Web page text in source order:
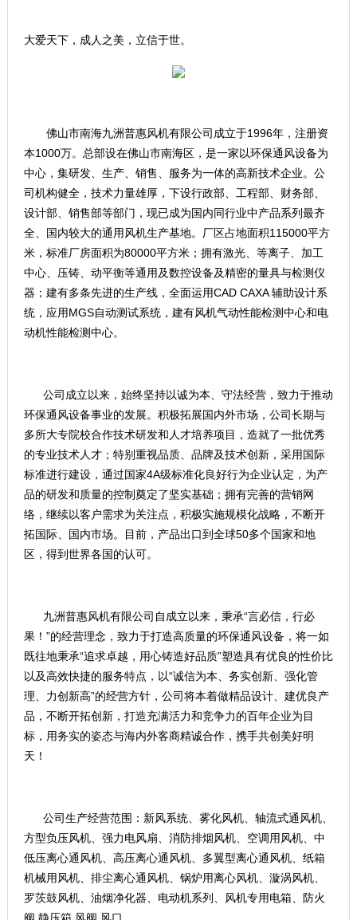
大爱天下，成人之美，立信于世。
佛山市南海九洲普惠风机有限公司成立于1996年，注册资
本1000万。总部设在佛山市南海区，是一家以环保通风设备为
中心，集研发、生产、销售、服务为一体的高新技术企业。公
司机构健全，技术力量雄厚，下设行政部、工程部、财务部、
设计部、销售部等部门，现已成为国内同行业中产品系列最齐
全、国内较大的通用风机生产基地。厂区占地面积115000平方
米，标准厂房面积为80000平方米；拥有激光、等离子、加工
中心、压铸、动平衡等通用及数控设备及精密的量具与检测仪
器；建有多条先进的生产线，全面运用CAD CAXA 辅助设计系
统，应用MGS自动测试系统，建有风机气动性能检测中心和电
动机性能检测中心。
公司成立以来，始终坚持以诚为本、守法经营，致力于推动
环保通风设备事业的发展。积极拓展国内外市场，公司长期与
多所大专院校合作技术研发和人才培养项目，造就了一批优秀
的专业技术人才；特别重视品质、品牌及技术创新，采用国际
标准进行建设，通过国家4A级标准化良好行为企业认定，为产
品的研发和质量的控制奠定了坚实基础；拥有完善的营销网
络，继续以客户需求为关注点，积极实施规模化战略，不断开
拓国际、国内市场。目前，产品出口到全球50多个国家和地
区，得到世界各国的认可。
九洲普惠风机有限公司自成立以来，秉承“言必信，行必
果！”的经营理念，致力于打造高质量的环保通风设备，将一如
既往地秉承“追求卓越，用心铸造好品质”塑造具有优良的性价比
以及高效快捷的服务特点，以“诚信为本、务实创新、强化管
理、力创新高”的经营方针，公司将本着做精品设计、建优良产
品，不断开拓创新，打造充满活力和竞争力的百年企业为目
标，用务实的姿态与海内外客商精诚合作，携手共创美好明
天！
公司生产经营范围：新风系统、雾化风机、轴流式通风机、
方型负压风机、强力电风扇、消防排烟风机、空调用风机、中
低压离心通风机、高压离心通风机、多翼型离心通风机、纸箱
机械用风机、排尘离心通风机、锅炉用离心风机、漩涡风机、
罗茨鼓风机、油烟净化器、电动机系列、风机专用电箱、防火